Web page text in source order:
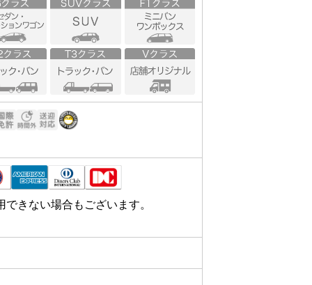
きない場合もございます。